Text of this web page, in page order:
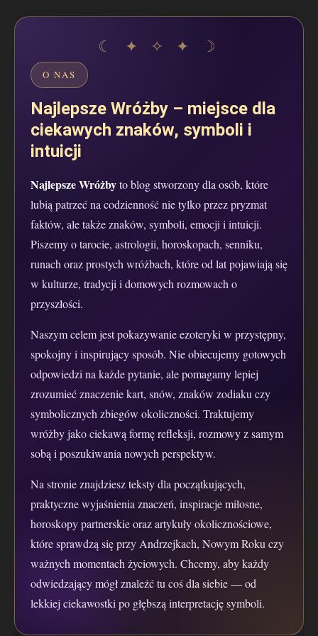
O NAS
Najlepsze Wróżby – miejsce dla
ciekawych znaków, symboli i
intuicji
Najlepsze Wróżbyto blog stworzony dla osób, które
lubią patrzeć na codzienność nie tylko przez pryzmat
faktów, ale także znaków, symboli, emocji i intuicji.
Piszemy o tarocie, astrologii, horoskopach, senniku,
runach oraz prostych wróżbach, które od lat pojawiają się
w kulturze, tradycji i domowych rozmowach o
przyszłości.
Naszym celem jest pokazywanie ezoteryki w przystępny,
spokojny i inspirujący sposób. Nie obiecujemy gotowych
odpowiedzi na każde pytanie, ale pomagamy lepiej
zrozumieć znaczenie kart, snów, znaków zodiaku czy
symbolicznych zbiegów okoliczności. Traktujemy
wróżby jako ciekawą formę refleksji, rozmowy z samym
sobą i poszukiwania nowych perspektyw.
Na stronie znajdziesz teksty dla początkujących,
praktyczne wyjaśnienia znaczeń, inspiracje miłosne,
horoskopy partnerskie oraz artykuły okolicznościowe,
które sprawdzą się przy Andrzejkach, Nowym Roku czy
ważnych momentach życiowych. Chcemy, aby każdy
odwiedzający mógł znaleźć tu coś dla siebie — od
lekkiej ciekawostki po głębszą interpretację symboli.